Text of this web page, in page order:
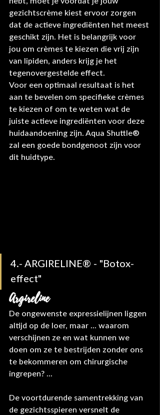
gezichtscrème kiest ervoor zorgen
dat de actieve ingrediënten het meest
geschikt zijn. Het is belangrijk voor
jou om crèmes te kiezen die vrij zijn
van lipiden, anders krijg je het
tegenovergestelde effect.
Voor een optimaal resultaat is het
aan te bevelen om specifieke crèmes
te kiezen of om te weten wat de
juiste actieve ingrediënten voor deze
huidaandoening zijn. Aqua Shuttle®
zal een goede bondgenoot zijn voor
dit huidtype.
4.- ARGIRELINE® - "Botox-
effect"
Argireline
De ongewenste expressielijnen liggen
altijd op de loer, maar ... waarom
verschijnen ze en wat kunnen we
doen om ze te bestrijden zonder ons
te bekommeren om chirurgische
ingrepen? ...
De voortdurende samentrekking van
de gezichtsspieren versnelt de